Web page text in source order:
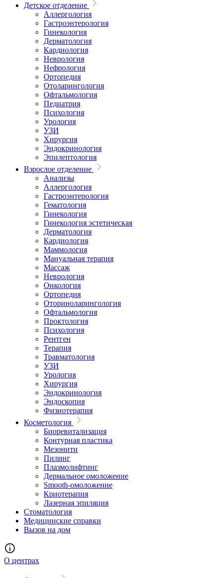
Детское отделение
Аллергология
Гастроэнтерология
Гинекология
Дерматология
Кардиология
Неврология
Нефрология
Ортопедия
Отоларингология
Офтальмология
Педиатрия
Психология
Урология
УЗИ
Хирургия
Эндокринология
Эпилептология
Взрослое отделение
Анализы
Аллергология
Гастроэнтерология
Гематология
Гинекология
Гинекология эстетическая
Дерматология
Кардиология
Маммология
Мануальная терапия
Массаж
Неврология
Онкология
Ортопедия
Оториноларингология
Офтальмология
Проктология
Психология
Рентген
Терапия
Травматология
УЗИ
Урология
Хирургия
Эндокринология
Эндоскопия
Физиотерапия
Косметология
Биоревитализация
Контурная пластика
Мезонити
Пилинг
Плазмолифтинг
Дермальное омоложение
Smooth-омоложение
Криотерапия
Лазерная эпиляция
Стоматология
Медицинские справки
Вызов на дом
О центрах